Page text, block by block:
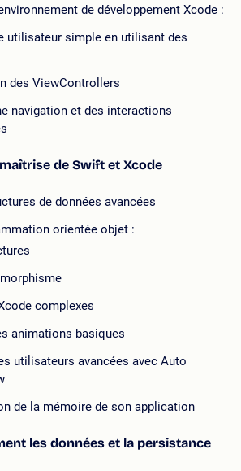
de développement Xcode :
utilisateur simple en utilisant des
des ViewControllers
navigation et des interactions
de Swift et Xcode
de données avancées
orientée objet :
complexes
animations basiques
utilisateurs avancées avec Auto
de la mémoire de son application
les données et la persistance